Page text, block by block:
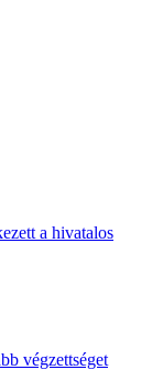
a hivatalos
végzettséget